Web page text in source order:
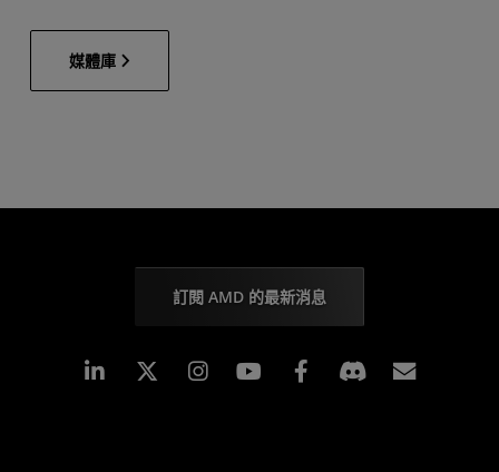
媒體庫
訂閱 AMD 的最新消息
Linkedin Instagram Facebook